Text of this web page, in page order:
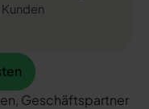
Geschäftspartner